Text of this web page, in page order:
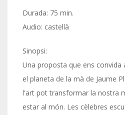
Durada: 75 min.
Audio: castellà
Sinopsi:
Una proposta que ens
el planeta de la mà de Jaume
l'art pot transformar la nostra
estar al món. Les cèlebres